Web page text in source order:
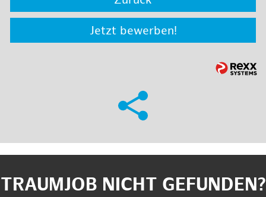
Jetzt bewerben!
TRAUMJOB NICHT GEFUNDEN?